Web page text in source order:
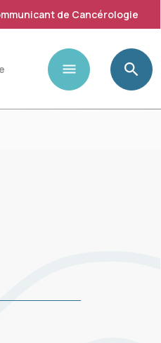
de Cancérologie